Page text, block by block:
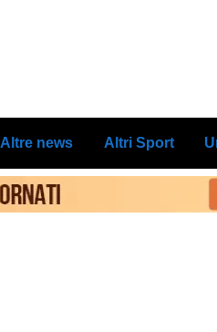
Altre news Altri Sport